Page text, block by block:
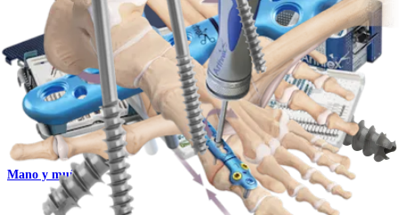
Pie y tobillo
Set de tornillos canulados QuickFix™
Producto
Mano y muñeca